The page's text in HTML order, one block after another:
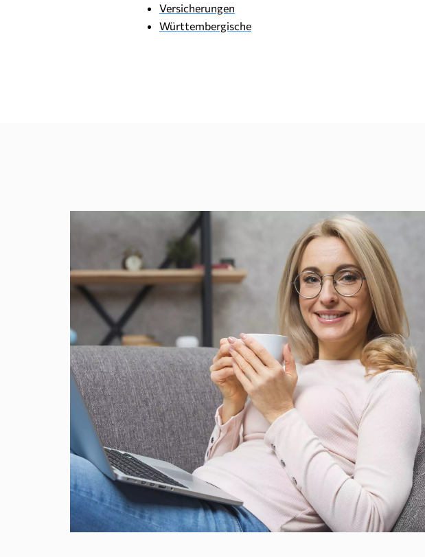
Versicherungen
Württembergische